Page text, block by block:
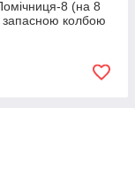
8 (на 8
запасною колбою